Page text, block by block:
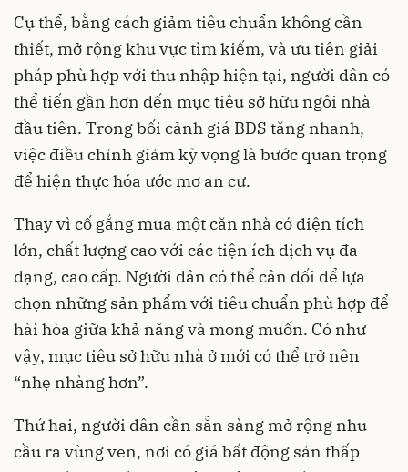
Cụ thể, bằng cách giảm tiêu chuẩn không cần
thiết, mở rộng khu vực tìm kiếm, và ưu tiên giải
pháp phù hợp với thu nhập hiện tại, người dân có
thể tiến gần hơn đến mục tiêu sở hữu ngôi nhà
đầu tiên. Trong bối cảnh giá BĐS tăng nhanh,
việc điều chỉnh giảm kỳ vọng là bước quan trọng
để hiện thực hóa ước mơ an cư.
Thay vì cố gắng mua một căn nhà có diện tích
lớn, chất lượng cao với các tiện ích dịch vụ đa
dạng, cao cấp. Người dân có thể cân đối để lựa
chọn những sản phẩm với tiêu chuẩn phù hợp để
hài hòa giữa khả năng và mong muốn. Có như
vậy, mục tiêu sở hữu nhà ở mới có thể trở nên
“nhẹ nhàng hơn”.
Thứ hai, người dân cần sẵn sàng mở rộng nhu
cầu ra vùng ven, nơi có giá bất động sản thấp